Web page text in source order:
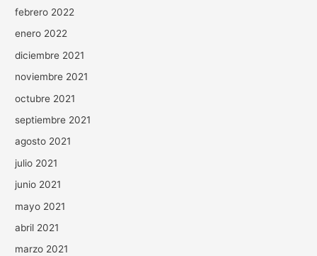
febrero 2022
enero 2022
diciembre 2021
noviembre 2021
octubre 2021
septiembre 2021
agosto 2021
julio 2021
junio 2021
mayo 2021
abril 2021
marzo 2021